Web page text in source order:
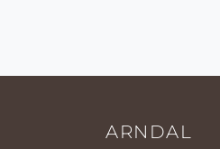
ARNDAL